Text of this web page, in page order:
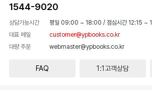
1544-9020
상담가능시간 평일 09:00 ~ 18:00 / 점심시간 12:15 ~
대표 메일
customer@ypbooks.co.kr
대량 주문
webmaster@ypbooks.co.kr
FAQ 1:1고객상담